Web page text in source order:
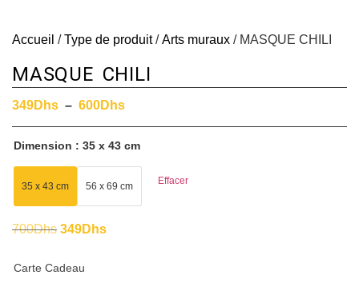
Accueil /Type de produit/Arts muraux / MASQUE CHILI
MASQUE CHILI
349Dhs – 600Dhs
Dimension 35 x 43 cm
35 x 43 cm 56 x 69 cm Effacer
700Dhs 349Dhs
Carte Cadeau